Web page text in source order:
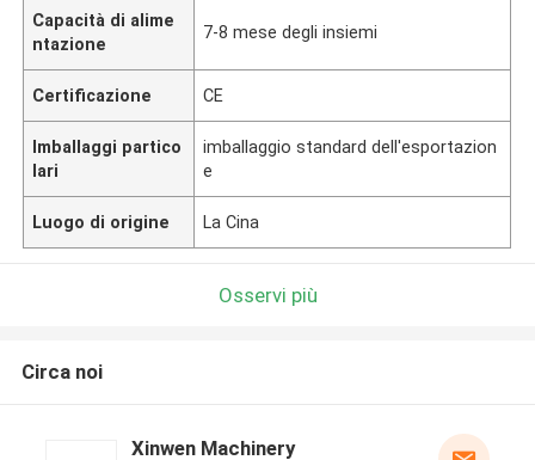
Capacità di alime
ntazione
7-8 mese degli insiemi
Certificazione CE
Imballaggi partico
lari
imballaggio standard dell'esportazion
e
Luogo di origine La Cina
Osservi più
Circa noi
Xinwen Machinery